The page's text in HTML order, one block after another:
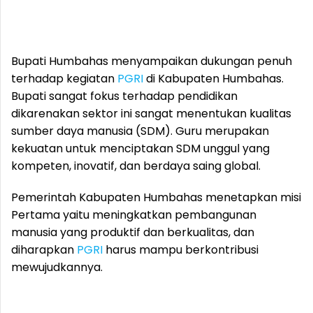
Bupati Humbahas menyampaikan dukungan penuh
terhadap kegiatan PGRIdi Kabupaten Humbahas.
Bupati sangat fokus terhadap pendidikan
dikarenakan sektor ini sangat menentukan kualitas
sumber daya manusia (SDM). Guru merupakan
kekuatan untuk menciptakan SDM unggul yang
kompeten, inovatif, dan berdaya saing global.
Pemerintah Kabupaten Humbahas menetapkan misi
Pertama yaitu meningkatkan pembangunan
manusia yang produktif dan berkualitas, dan
diharapkan PGRI harus mampu berkontribusi
mewujudkannya.